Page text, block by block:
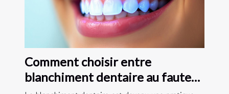
Comment choisir entre
blanchiment dentaire au fauteuil